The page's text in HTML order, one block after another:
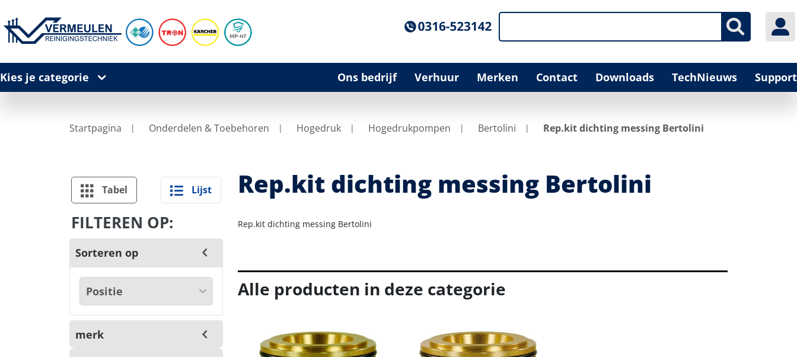
Kies je categorie Ons bedrijf Verhuur Merken Contact Downloads TechNieuws Support
Startpagina Onderdelen & Toebehoren Hogedruk Hogedrukpompen Bertolini Rep.kit dichting messing Bertolini
Tabel Lijst
FILTEREN OP:
Sorteren op
merk
Rep.kit dichting messing Bertolini
Rep.kit dichting messing Bertolini
Alle producten in deze categorie